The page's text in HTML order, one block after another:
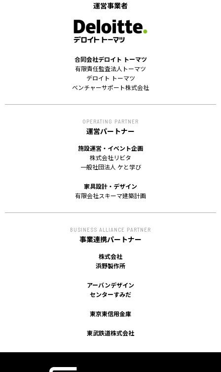
運営事業者
合同会社デロイト トーマツ
有限責任監査法人トーマツ
デロイト トーマツ
ベンチャーサポート株式会社
OPERATING PARTNER
運営パートナー
施設運営・イベント企画
株式会社リビタ
一般社団法人 ケと学び
家具設計・デザイン
有限会社スキーマ建築計画
BUSINESS ALLIANCE PARTNER
事業連携パートナー
株式会社
浜野製作所
アーバンデザイン
センターすみだ
東京東信用金庫
東武鉄道株式会社